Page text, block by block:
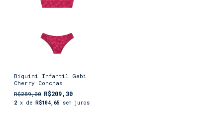
Biquini Infantil Gabi
Cherry Conchas
R$289,00 R$209,30
2 x de R$104,65 sem juros